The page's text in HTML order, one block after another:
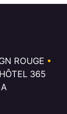
ROUGE •
365